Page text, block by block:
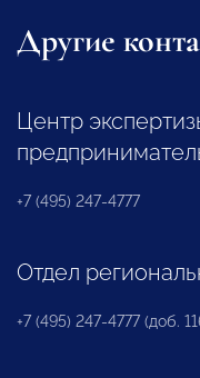
Другие
Центр
+7 (495) 247-4777
Отдел
+7 (495) 247-4777 (доб.